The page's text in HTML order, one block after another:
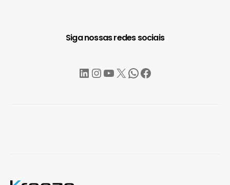
Siga nossas redes sociais
LinkedIn
Instagram
YouTube
X WhatsApp
Facebook